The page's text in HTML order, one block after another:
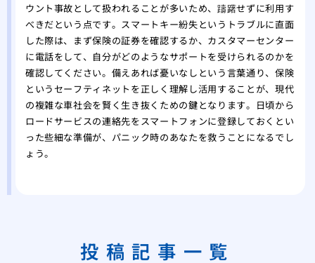
ウント事故として扱われることが多いため、躊躇せずに利用す
べきだという点です。スマートキー紛失というトラブルに直面
した際は、まず保険の証券を確認するか、カスタマーセンター
に電話をして、自分がどのようなサポートを受けられるのかを
確認してください。備えあれば憂いなしという言葉通り、保険
というセーフティネットを正しく理解し活用することが、現代
の複雑な車社会を賢く生き抜くための鍵となります。日頃から
ロードサービスの連絡先をスマートフォンに登録しておくとい
った些細な準備が、パニック時のあなたを救うことになるでし
ょう。
投稿記事一覧